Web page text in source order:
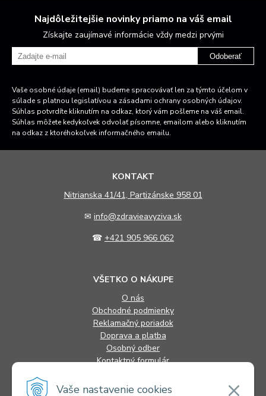
Vaše nastavenie cookies
Najdôležitejšie novinky priamo na váš email
Získajte zaujímavé informácie vždy medzi prvými
Odoberať
Vaše osobné údaje (email) budeme spracovávať len za týmto účelom v
súlade s platnou legislatívou a zásadami ochrany osobných údajov.
Súhlas potvrdíte kliknutím na odkaz, ktorý vám pošleme na váš email.
Súhlas môžete kedykoľvek odvolať písomne, emailom alebo kliknutím
na odkaz z ktoréhokoľvek informačného emailu.
KONTAKT
Nitrianska 41/41, Partizánske 958 01
✉ info@zdravieavyziva.sk
☎ +421 905 966 062
VŠETKO O NÁKUPE
O nás
Obchodné podmienky
Reklamačný poriadok
Doprava a platba
Osobný odber
Kontaktný formulár